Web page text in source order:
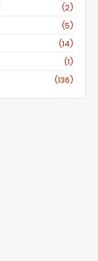
(2)
(5)
(14)
(1)
(136)